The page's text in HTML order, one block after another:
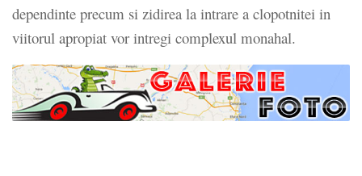
dependinte precum si zidirea la intrare a clopotnitei in
viitorul apropiat vor intregi complexul monahal.